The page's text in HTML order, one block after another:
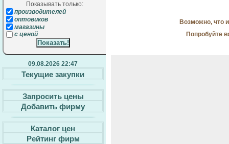
Показывать только:
производителей
оптовиков
магазины
с ценой
09.08.2026 22:47
Текущие закупки
Запросить цены
Добавить фирму
Каталог цен
Рейтинг фирм
Возможно, что
Попробуйте